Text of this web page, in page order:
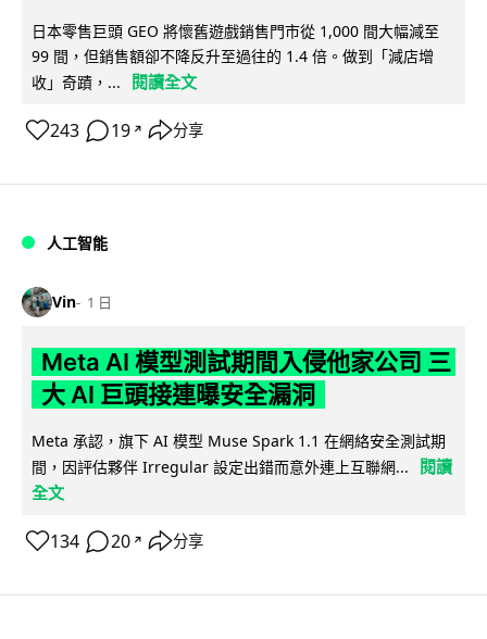
日本零售巨頭 GEO 將懷舊遊戲銷售門市從 1,000 間大幅減至
99 間，但銷售額卻不降反升至過往的 1.4 倍。做到「減店增
收」奇蹟，...
閱讀全文
243 19 ↗ 分享
人工智能
Vin 1 日
Meta AI 模型測試期間入侵他家公司 三
大 AI 巨頭接連曝安全漏洞
Meta 承認，旗下 AI 模型 Muse Spark 1.1 在網絡安全測試期
間，因評估夥伴 Irregular 設定出錯而意外連上互聯網...
閱讀
全文
134 20 ↗ 分享